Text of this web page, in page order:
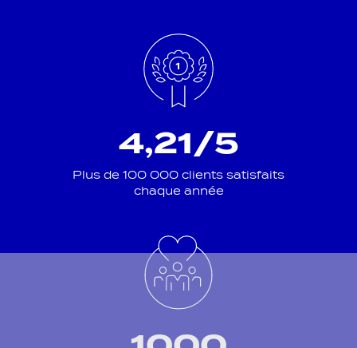
4,21/5
Plus de 100 000 clients satisfaits
chaque année